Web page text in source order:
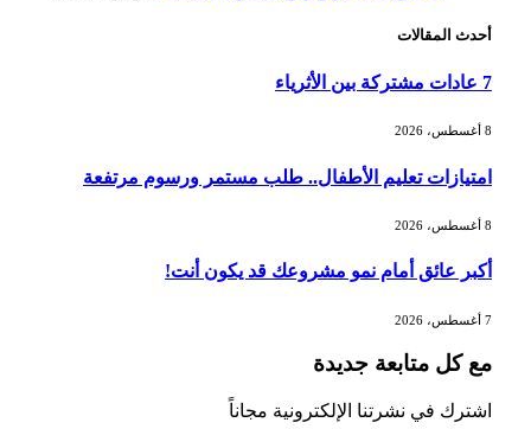
مزاولة الأنشطة المالية عابرة الحدود
تطوير للبيئة الاستثمارية
الذهب يسجل أعلى مستوى في أسبوعين
بدعم من تراجع الدولار
الدولار الأمريكي يتراجع قرب أدنى
مستوياته في ستة أسابيع وسط تفاؤل
بشأن الشرق الأوسط
أسعار النفط تواصل التراجع للجلسة الثالثة
أحدث المقالات
7 عادات مشتركة بين الأثرياء
8 أغسطس، 2026
امتيازات تعليم الأطفال.. طلب مستمر ورسوم مرتفعة
8 أغسطس، 2026
أكبر عائق أمام نمو مشروعك قد يكون أنت!
7 أغسطس، 2026
مع كل متابعة جديدة
اشترك في نشرتنا الإلكترونية مجاناً